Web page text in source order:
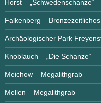
Horst – „Schwedenschanze“
Falkenberg –
Archäologischer Park
Knoblauch – „Die Schanze“
Meichow – Megalithgrab
Mellen – Megalithgrab